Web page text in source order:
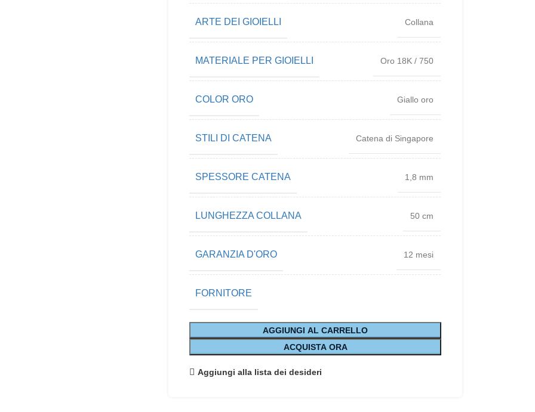
ARTE DEI GIOIELLI Collana
MATERIALE PER GIOIELLI Oro 18K / 750
COLOR ORO Giallo oro
STILI DI CATENA Catena di Singapore
SPESSORE CATENA 1,8 mm
LUNGHEZZA COLLANA 50 cm
GARANZIA D'ORO 12 mesi
FORNITORE
AGGIUNGI AL CARRELLO
ACQUISTA ORA
Aggiungi alla lista dei desideri